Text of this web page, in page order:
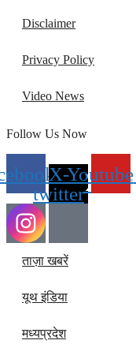
Disclaimer
Privacy Policy
Video News
Follow Us Now
X-
twitter
Youtube
ताज़ा खबरें
यूथ इंडिया
मध्यप्रदेश